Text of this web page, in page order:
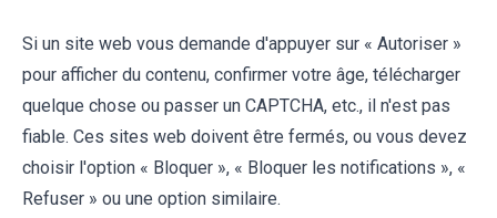
Si un site web vous demande d'appuyer sur « Autoriser »
pour afficher du contenu, confirmer votre âge, télécharger
quelque chose ou passer un CAPTCHA, etc., il n'est pas
fiable. Ces sites web doivent être fermés, ou vous devez
choisir l'option « Bloquer », « Bloquer les notifications », «
Refuser » ou une option similaire.